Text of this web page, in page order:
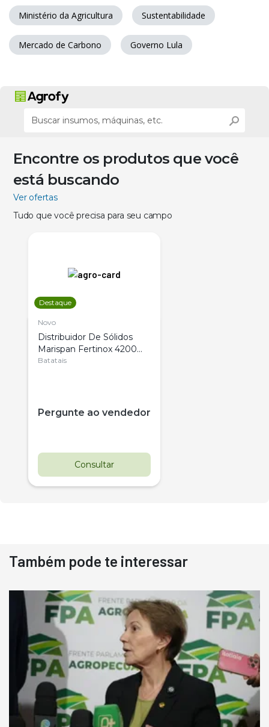
Ministério da Agricultura Sustentabilidade
Mercado de Carbono Governo Lula
Encontre os produtos que você
está buscando
Ver ofertas
Tudo que você precisa para seu campo
Destaque
Novo
Distribuidor De Sólidos
Marispan Fertinox 4200
Citrus
Batatais
Pergunte ao vendedor
Consultar
Destaque
Usado
Pá Carregadeira Cat 966
Ano 1987
Londrina
R$ 145.000
Também pode te interessar